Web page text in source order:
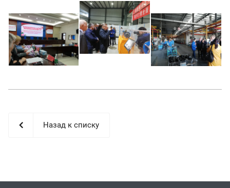
Назад к списку